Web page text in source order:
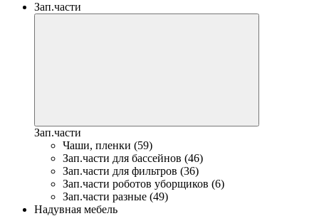
Зап.части
Зап.части
Чаши, пленки (59)
Зап.части для бассейнов (46)
Зап.части для фильтров (36)
Зап.части роботов уборщиков (6)
Зап.части разные (49)
Надувная мебель